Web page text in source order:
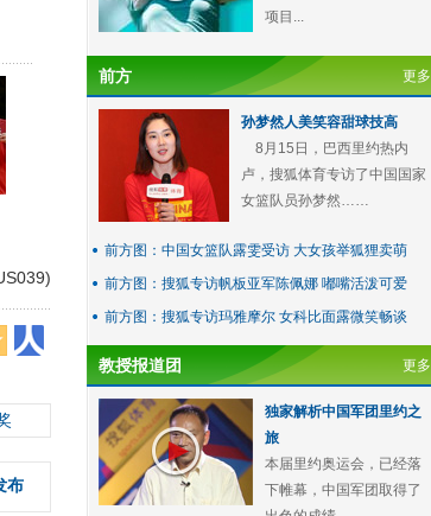
布
项目...
前方 更多
孙梦然人美笑容甜球技高
8月15日，巴西里约热内
卢，搜狐体育专访了中国国家
女篮队员孙梦然……
前方图：中国女篮队露雯受访 大女孩举狐狸卖萌
前方图：搜狐专访帆板亚军陈佩娜 嘟嘴活泼可爱
前方图：搜狐专访玛雅摩尔 女科比面露微笑畅谈
教授报道团 更多
独家解析中国军团里约之
旅
本届里约奥运会，已经落
下帷幕，中国军团取得了